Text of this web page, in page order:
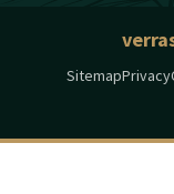
SitemapPrivacy